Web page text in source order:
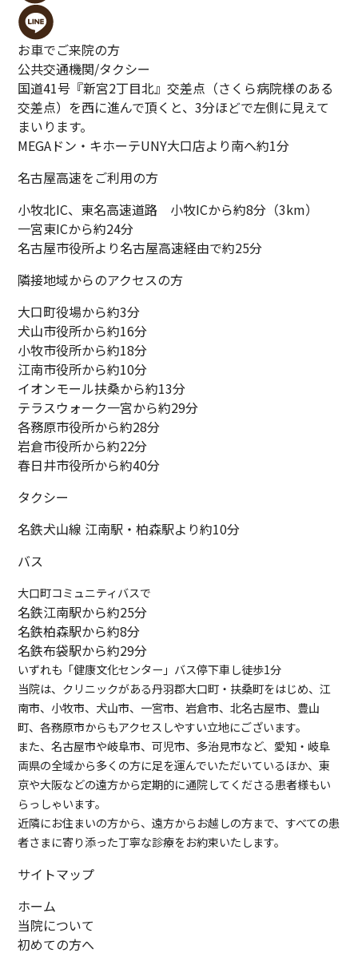
お車でご来院の方
公共交通機関/タクシー
国道41号『新宮2丁目北』交差点（さくら病院様のある
交差点）を西に進んで頂くと、3分ほどで左側に見えて
まいります。
MEGAドン・キホーテUNY大口店より南へ約1分
名古屋高速をご利用の方
小牧北IC、東名高速道路 小牧ICから約8分（3km）
一宮東ICから約24分
名古屋市役所より名古屋高速経由で約25分
隣接地域からのアクセスの方
大口町役場から約3分
犬山市役所から約16分
小牧市役所から約18分
江南市役所から約10分
イオンモール扶桑から約13分
テラスウォーク一宮から約29分
各務原市役所から約28分
岩倉市役所から約22分
春日井市役所から約40分
タクシー
名鉄犬山線 江南駅・柏森駅より約10分
バス
大口町コミュニティバスで
名鉄江南駅から約25分
名鉄柏森駅から約8分
名鉄布袋駅から約29分
いずれも「健康文化センター」バス停下車し徒歩1分
当院は、クリニックがある丹羽郡大口町・扶桑町をはじめ、江
南市、小牧市、犬山市、一宮市、岩倉市、北名古屋市、豊山
町、各務原市からもアクセスしやすい立地にございます。
また、名古屋市や岐阜市、可児市、多治見市など、愛知・岐阜
両県の全域から多くの方に足を運んでいただいているほか、東
京や大阪などの遠方から定期的に通院してくださる患者様もい
らっしゃいます。
近隣にお住まいの方から、遠方からお越しの方まで、すべての患
者さまに寄り添った丁寧な診療をお約束いたします。
サイトマップ
ホーム
当院について
初めての方へ